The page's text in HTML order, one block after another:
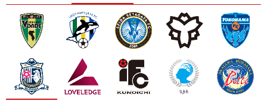
ニッパツ 名古屋 静岡 愛媛Ｌ